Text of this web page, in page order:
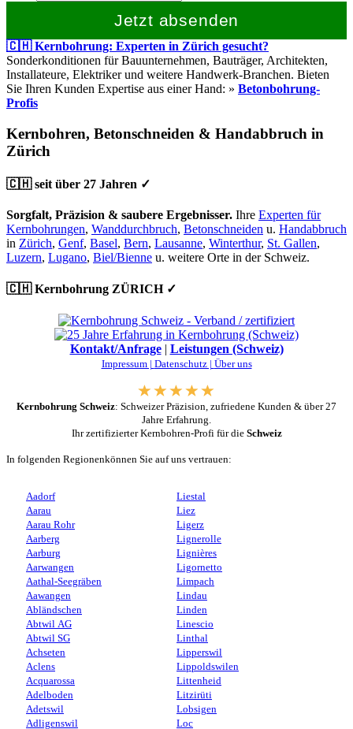
Jetzt absenden
🇨🇭 Kernbohrung: Experten in Zürich gesucht?
Sonderkonditionen für Bauunternehmen, Bauträger, Architekten,
Installateure, Elektriker und weitere Handwerk-Branchen. Bieten
Sie Ihren Kunden Expertise aus einer Hand: » Betonbohrung-
Profis
Kernbohren, Betonschneiden & Handabbruch in
Zürich
🇨🇭 seit über 27 Jahren ✓
Sorgfalt, Präzision & saubere Ergebnisser. Ihre Experten für
Kernbohrungen, Wanddurchbruch, Betonschneiden u. Handabbruch
in Zürich, Genf, Basel, Bern, Lausanne, Winterthur, St. Gallen,
Luzern, Lugano, Biel/Bienne u. weitere Orte in der Schweiz.
🇨🇭 Kernbohrung ZÜRICH ✓
Kontakt/Anfrage| Leistungen (Schweiz)
Impressum | Datenschutz | Über uns
Kernbohrung Schweiz: Schweizer Präzision, zufriedene Kunden & über 27
Jahre Erfahrung.
Ihr zertifizierter Kernbohren-Profi für die Schweiz
In folgenden Regionenkönnen Sie auf uns vertrauen:
Aadorf
Aarau
Aarau Rohr
Aarberg
Aarburg
Aarwangen
Aathal-Seegräben
Aawangen
Abländschen
Abtwil AG
Abtwil SG
Achseten
Aclens
Acquarossa
Adelboden
Adetswil
Adligenswil
Liestal
Liez
Ligerz
Lignerolle
Lignières
Ligornetto
Limpach
Lindau
Linden
Linescio
Linthal
Lipperswil
Lippoldswilen
Littenheid
Litzirüti
Lobsigen
Loc